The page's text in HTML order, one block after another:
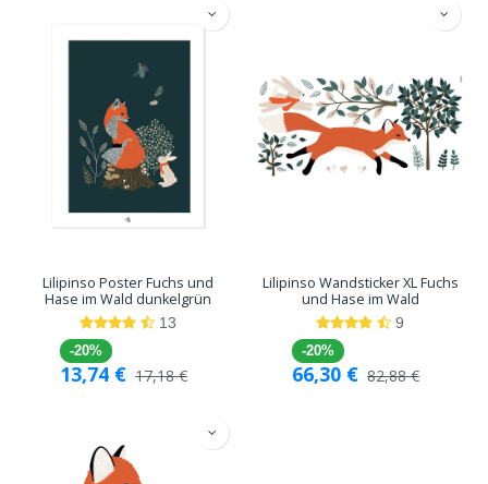
Lilipinso Poster Fuchs und
Hase im Wald dunkelgrün
13
-20%
13,74 € 17,18€
Lilipinso Wandsticker XL Fuchs
und Hase im Wald
9
-20%
66,30 € 82,88€